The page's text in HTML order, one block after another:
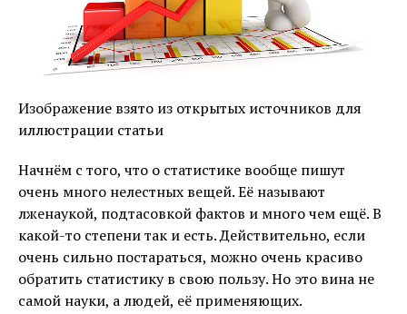
Изображение взято из открытых источников для
иллюстрации статьи
Начнём с того, что о статистике вообще пишут
очень много нелестных вещей. Её называют
лженаукой, подтасовкой фактов и много чем ещё. В
какой-то степени так и есть. Действительно, если
очень сильно постараться, можно очень красиво
обратить статистику в свою пользу. Но это вина не
самой науки, а людей, её применяющих.